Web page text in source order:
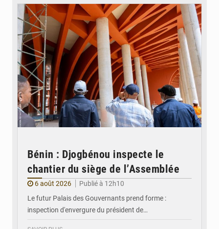
Bénin : Djogbénou inspecte le
chantier du siège de l’Assemblée
6 août 2026
Publié à 12h10
Le futur Palais des Gouvernants prend forme :
inspection d'envergure du président de…